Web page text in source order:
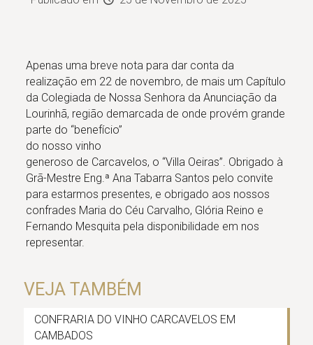
Apenas uma breve nota para dar conta da
realização em 22 de novembro, de mais um Capítulo
da Colegiada de Nossa Senhora da Anunciação da
Lourinhã, região demarcada de onde provém grande
parte do “benefício”
do nosso vinho
generoso de Carcavelos, o “Villa Oeiras”. Obrigado à
Grã-Mestre Eng.ª Ana Tabarra Santos pelo convite
para estarmos presentes, e obrigado aos nossos
confrades Maria do Céu Carvalho, Glória Reino e
Fernando Mesquita pela disponibilidade em nos
representar.
VEJA TAMBÉM
CONFRARIA DO VINHO CARCAVELOS EM
CAMBADOS